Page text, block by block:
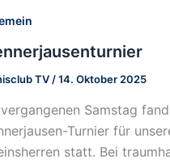
TV /14. Oktober 2025
Samstag
Turnier für
statt. Bei